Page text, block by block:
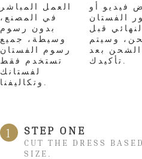
العمل المباشر
في المصنع،
بدون رسوم
وسيطة، جميع
رسوم الفستان
تستخدم فقط
لفستانك
وتكاليفنا.
فيديو أو
الفستان
قبل
وسيتم
الشحن بعد
تأكيدك.
1 STEP ONE
CUT THE DRESS
SIZE.